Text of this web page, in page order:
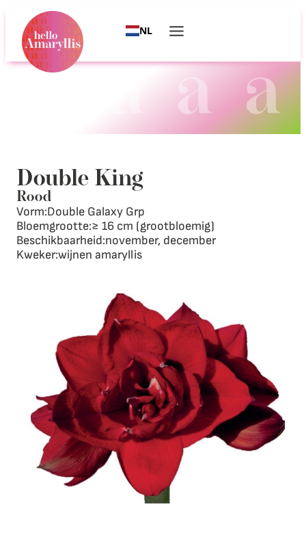
NL
Double King
Rood
Vorm:Double Galaxy Grp
Bloemgrootte:≥ 16 cm (grootbloemig)
Beschikbaarheid:november, december
Kweker:wijnen amaryllis